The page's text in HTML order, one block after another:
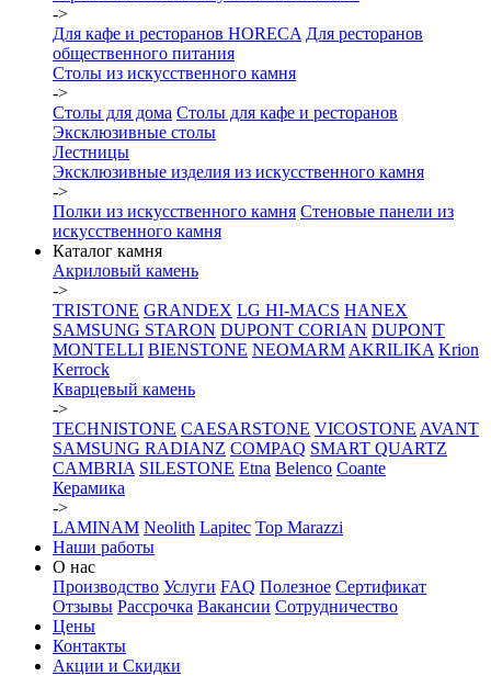
->
Для кафе и ресторанов HORECA Для ресторанов
общественного питания
Столы из искусственного камня
->
Столы для дома Столы для кафе и ресторанов
Эксклюзивные столы
Лестницы
Эксклюзивные изделия из искусственного камня
->
Полки из искусственного камня Стеновые панели из
искусственного камня
Каталог камня
Акриловый камень
->
TRISTONE GRANDEX LG HI-MACS HANEX
SAMSUNG STARON DUPONT CORIAN DUPONT
MONTELLI BIENSTONE NEOMARM AKRILIKA Krion
Kerrock
Кварцевый камень
->
TECHNISTONE CAESARSTONE VICOSTONE AVANT
SAMSUNG RADIANZ COMPAQ SMART QUARTZ
CAMBRIA SILESTONE Etna Belenco Coante
Керамика
->
LAMINAM Neolith Lapitec Top Marazzi
Наши работы
О нас
Производство Услуги FAQ Полезное Сертификат
Отзывы Рассрочка Вакансии Сотрудничество
Цены
Контакты
Акции и Скидки